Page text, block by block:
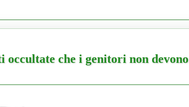
che i genitori non devono